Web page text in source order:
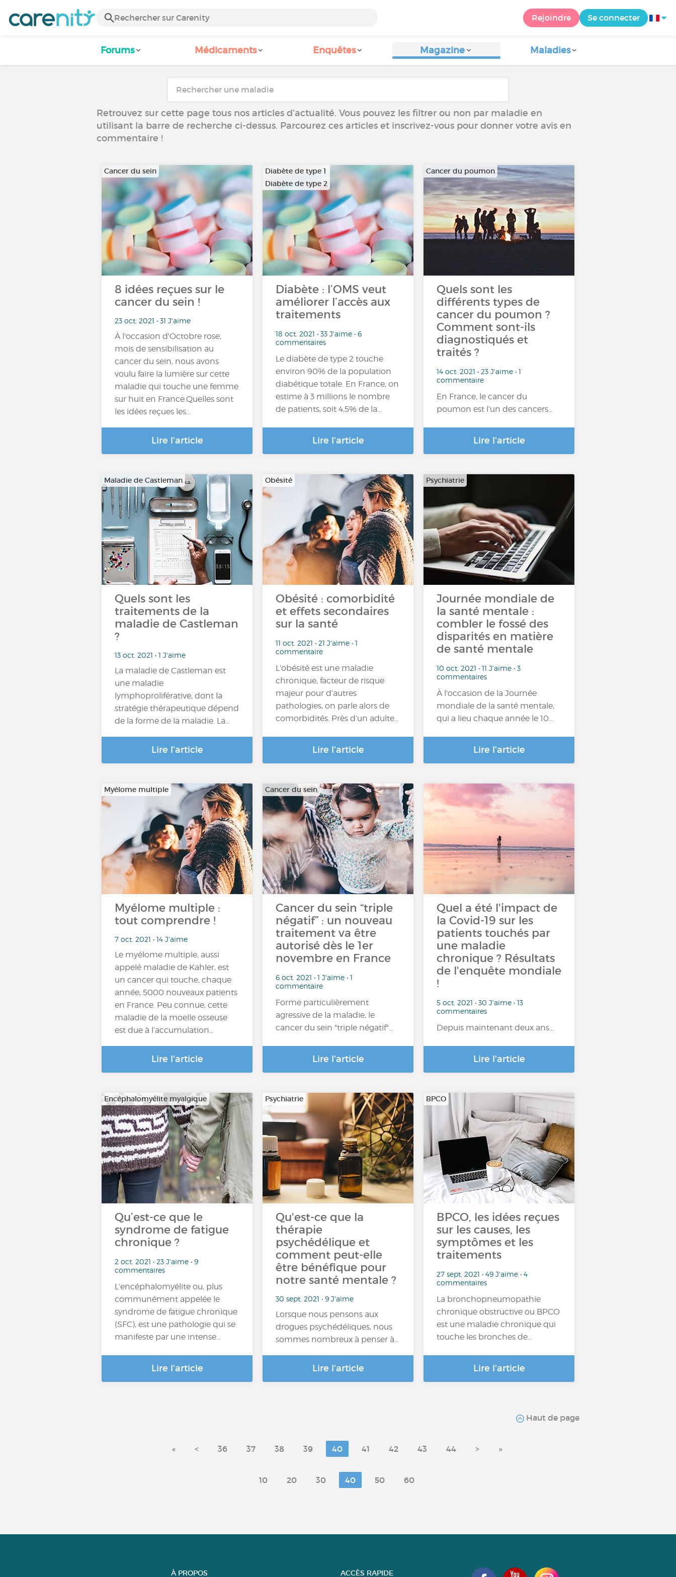
Rejoindre Se connecter
Forums Médicaments Enquêtes Magazine Maladies
Retrouvez sur cette page tous nos articles d’actualité. Vous pouvez les filtrer ou non par maladie en
utilisant la barre de recherche ci-dessus. Parcourez ces articles et inscrivez-vous pour donner votre avis en
commentaire !
Cancer du sein
8 idées reçues sur le
cancer du sein !
23 oct. 2021 • 31 J'aime
À l'occasion d'Octobre rose,
mois de sensibilisation au
cancer du sein, nous avons
voulu faire la lumière sur cette
maladie qui touche une femme
sur huit en France.Quelles sont
les idées reçues les...
Lire l'article
Diabète de type 1
Diabète de type 2
Diabète : l’OMS veut
améliorer l’accès aux
traitements
18 oct. 2021 • 33 J'aime • 6
commentaires
Le diabète de type 2 touche
environ 90% de la population
diabétique totale. En France, on
estime à 3 millions le nombre
de patients, soit 4,5% de la…
Lire l'article
Cancer du poumon
Quels sont les
différents types de
cancer du poumon ?
Comment sont-ils
diagnostiqués et
traités ?
14 oct. 2021 • 23 J'aime • 1
commentaire
En France, le cancer du
poumon est l’un des cancers…
Lire l'article
Maladie de Castleman
Quels sont les
traitements de la
maladie de Castleman
?
13 oct. 2021 • 1 J'aime
La maladie de Castleman est
une maladie
lymphoproliférative, dont la
stratégie thérapeutique dépend
de la forme de la maladie. La…
Lire l'article
Obésité
Obésité : comorbidité
et effets secondaires
sur la santé
11 oct. 2021 • 21 J'aime • 1
commentaire
L’obésité est une maladie
chronique, facteur de risque
majeur pour d’autres
pathologies, on parle alors de
comorbidités. Près d’un adulte…
Lire l'article
Psychiatrie
Journée mondiale de
la santé mentale :
combler le fossé des
disparités en matière
de santé mentale
10 oct. 2021 • 11 J'aime • 3
commentaires
À l'occasion de la Journée
mondiale de la santé mentale,
qui a lieu chaque année le 10…
Lire l'article
Myélome multiple
Myélome multiple :
tout comprendre !
7 oct. 2021 • 14 J'aime
Le myélome multiple, aussi
appelé maladie de Kahler, est
un cancer qui touche, chaque
année, 5000 nouveaux patients
en France. Peu connue, cette
maladie de la moelle osseuse
est due à l’accumulation...
Lire l'article
Cancer du sein
Cancer du sein “triple
négatif” : un nouveau
traitement va être
autorisé dès le 1er
novembre en France
6 oct. 2021 • 1 J'aime • 1
commentaire
Forme particulièrement
agressive de la maladie, le
cancer du sein "triple négatif"…
Lire l'article
Quel a été l'impact de
la Covid-19 sur les
patients touchés par
une maladie
chronique ? Résultats
de l'enquête mondiale
!
5 oct. 2021 • 30 J'aime • 13
commentaires
Depuis maintenant deux ans…
Lire l'article
Encéphalomyélite myalgique
Qu’est-ce que le
syndrome de fatigue
chronique ?
2 oct. 2021 • 23 J'aime • 9
commentaires
L’encéphalomyélite ou, plus
communément appelée le
syndrome de fatigue chronique
(SFC), est une pathologie qui se
manifeste par une intense…
Lire l'article
Psychiatrie
Qu'est-ce que la
thérapie
psychédélique et
comment peut-elle
être bénéfique pour
notre santé mentale ?
30 sept. 2021 • 9 J'aime
Lorsque nous pensons aux
drogues psychédéliques, nous
sommes nombreux à penser à…
Lire l'article
BPCO
BPCO, les idées reçues
sur les causes, les
symptômes et les
traitements
27 sept. 2021 • 49 J'aime • 4
commentaires
La bronchopneumopathie
chronique obstructive ou BPCO
est une maladie chronique qui
touche les bronches de…
Lire l'article
Haut de page
« < 36 37 38 39 40 41 42 43 44 > »
10 20 30 40 50 60
À PROPOS ACCÈS RAPIDE